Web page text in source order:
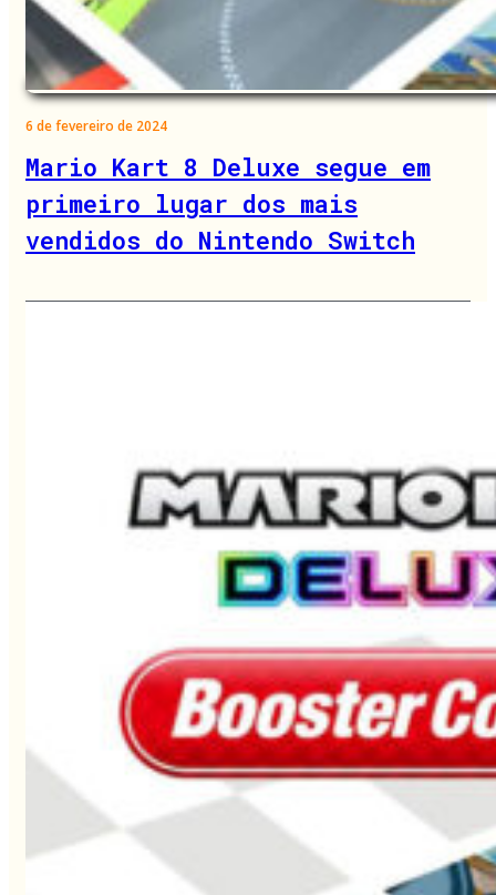
6 de fevereiro de 2024
Mario Kart 8 Deluxe segue em
primeiro lugar dos mais
vendidos do Nintendo Switch